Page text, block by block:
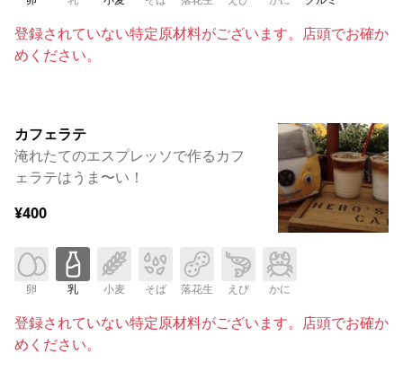
登録されていない特定原材料がございます。店頭でお確か
めください。
カフェラテ
淹れたてのエスプレッソで作るカフ
ェラテはうま〜い！
¥400
卵 乳 小麦 そば 落花生 えび かに
登録されていない特定原材料がございます。店頭でお確か
めください。